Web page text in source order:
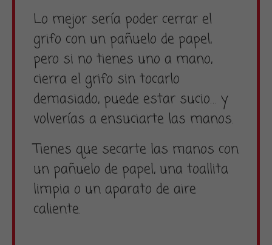
Lo mejor sería poder cerrar el
grifo con un pañuelo de papel,
pero si no tienes uno a mano,
cierra el grifo sin tocarlo
demasiado, puede estar sucio… y
volverías a ensuciarte las manos.
Tienes que secarte las manos con
un pañuelo de papel, una toallita
limpia o un aparato de aire
caliente.